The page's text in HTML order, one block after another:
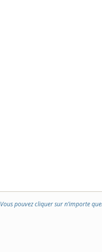
Vous pouvez cliquer sur n’importe